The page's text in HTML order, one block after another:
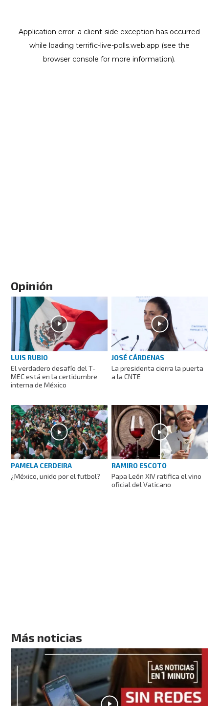
Opinión
LUIS RUBIO
El verdadero desafío del T-
MEC está en la certidumbre
interna de México
JOSÉ CÁRDENAS
La presidenta cierra la puerta
a la CNTE
PAMELA CERDEIRA
¿México, unido por el futbol?
RAMIRO ESCOTO
Papa León XIV ratifica el vino
oficial del Vaticano
Más noticias